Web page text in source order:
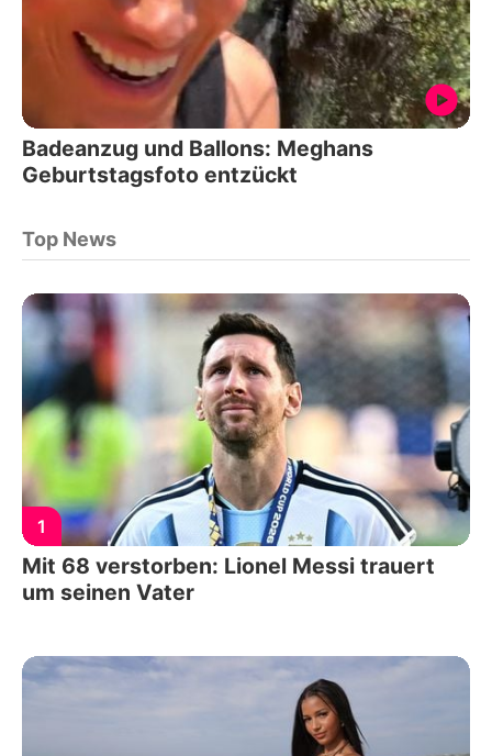
Badeanzug und Ballons: Meghans
Geburtstagsfoto entzückt
Top News
1
Mit 68 verstorben: Lionel Messi trauert
um seinen Vater